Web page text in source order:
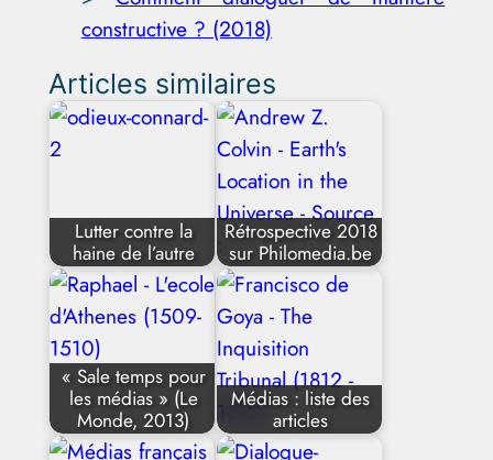
constructive ? (2018)
Articles similaires
Lutter contre la
haine de l’autre
Rétrospective 2018
sur Philomedia.be
« Sale temps pour
les médias » (Le
Monde, 2013)
Médias : liste des
articles